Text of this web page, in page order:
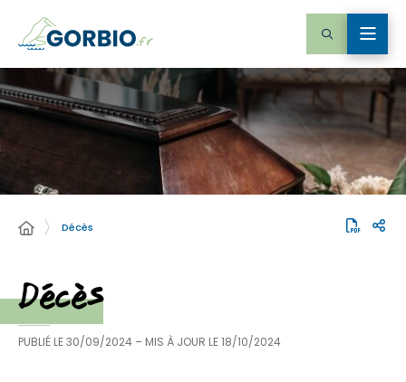
Décès
Décès
PUBLIÉ LE30/09/2024 – MIS À JOUR LE18/10/2024